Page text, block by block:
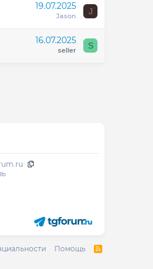
19.07.2025
Jason J
16.07.2025
seller S
Помощь
R